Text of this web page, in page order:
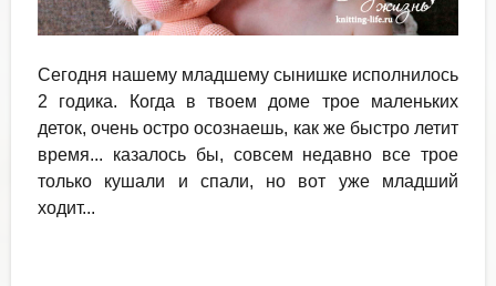
Сегодня нашему младшему сынишке исполнилось
2 годика. Когда в твоем доме трое маленьких
деток, очень остро осознаешь, как же быстро летит
время... казалось бы, совсем недавно все трое
только кушали и спали, но вот уже младший
ходит...